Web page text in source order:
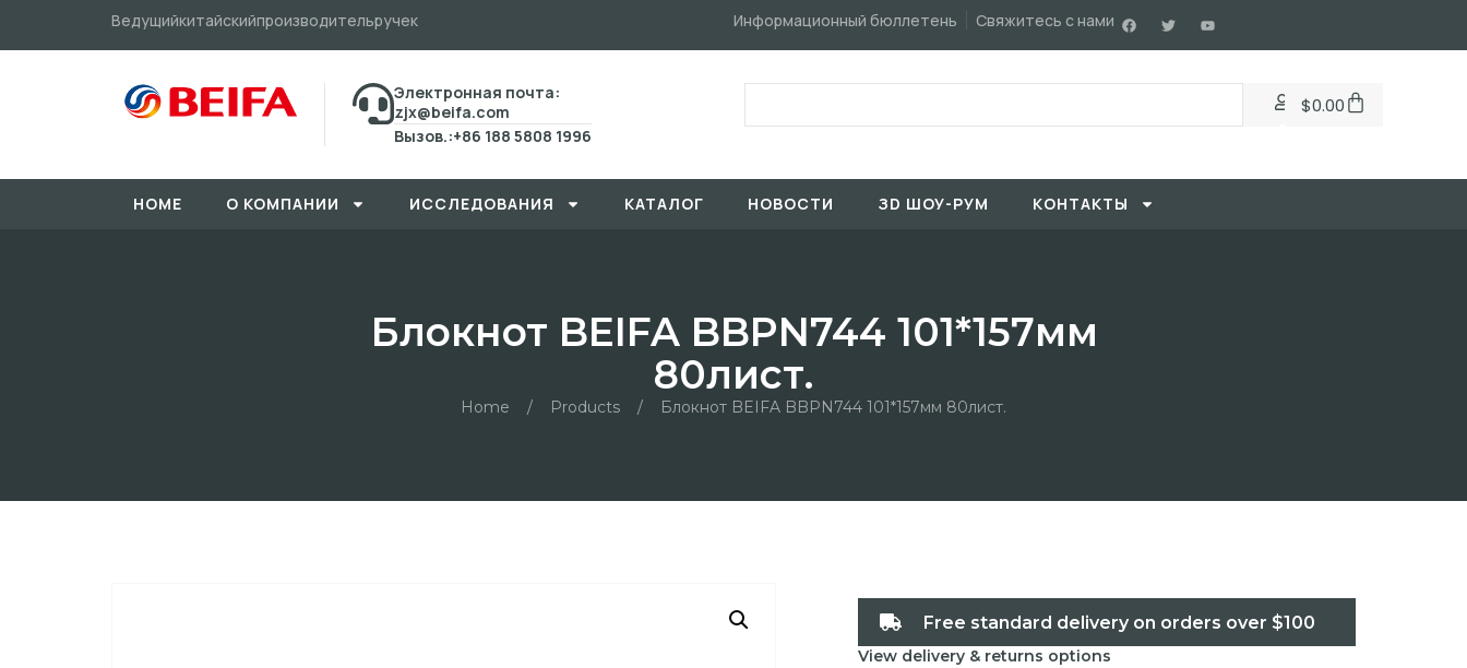
Ведущийкитайскийпроизводительручек Информационный бюллетень Свяжитесь с нами
Электронная почта:
zjx@beifa.com
Вызов.:+86 188 5808 1996
$0.00
HOME О КОМПАНИИ ИССЛЕДОВАHИЯ КАТАЛОГ HОBOCTИ ЗD ШОУ-РУМ KОНТАКТЫ
Блокнот BEIFA BBPN744 101*157мм
80лист.
Home / Products / Блокнот BEIFA BBPN744 101*157мм 80лист.
Free standard delivery on orders over $100
View delivery & returns options